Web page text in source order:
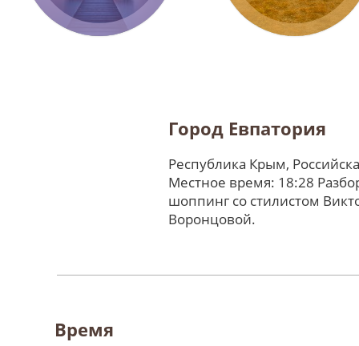
Город Евпатория
Республика Крым,
Местное время: 18:28
шоппинг со стилистом
Воронцовой.
Время